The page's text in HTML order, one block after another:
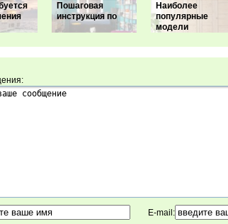
Пошаговая
инструкция по
Наиболее
популярные
модели
E-mail: